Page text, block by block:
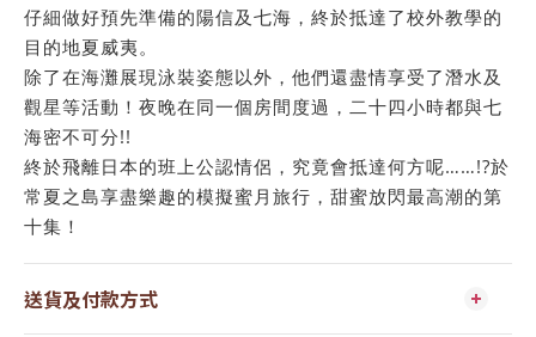
仔細做好預先準備的陽信及七海，終於抵達了校外教學的
目的地夏威夷。
除了在海灘展現泳裝姿態以外，他們還盡情享受了潛水及
觀星等活動！夜晚在同一個房間度過，二十四小時都與七
海密不可分!!
終於飛離日本的班上公認情侶，究竟會抵達何方呢……!?於
常夏之島享盡樂趣的模擬蜜月旅行，甜蜜放閃最高潮的第
十集！
送貨及付款方式